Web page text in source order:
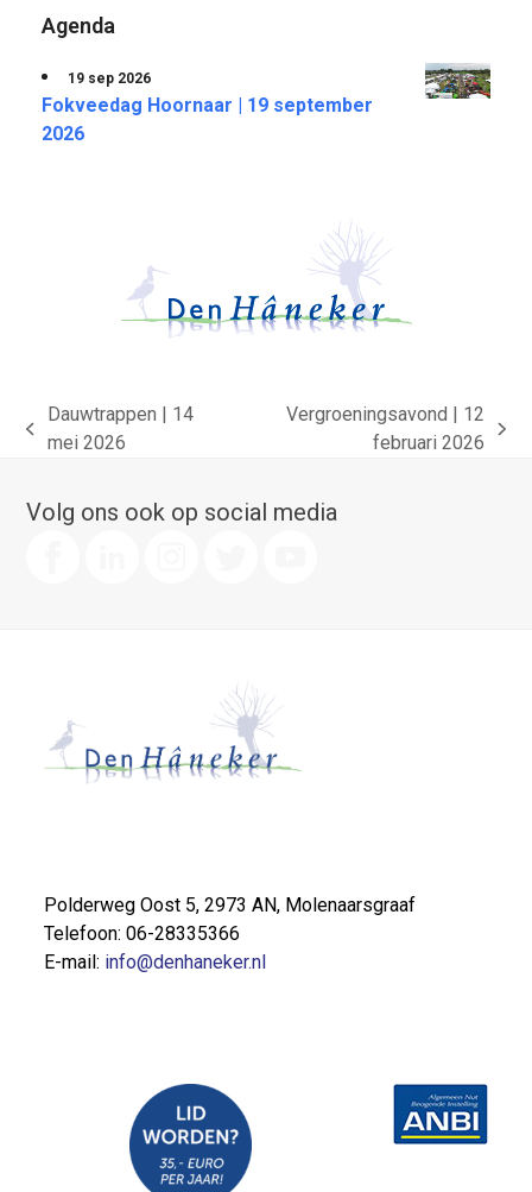
Agenda
19 sep 2026
Fokveedag Hoornaar | 19 september
2026
previous
Dauwtrappen | 14
mei 2026
Vergroeningsavond | 12
februari 2026
Volg ons ook op social media
Polderweg Oost 5, 2973 AN, Molenaarsgraaf
Telefoon: 06-28335366
E-mail: info@denhaneker.nl